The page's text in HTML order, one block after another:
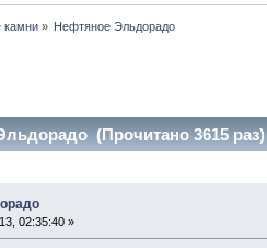
камни » Нефтяное Эльдорадо
(Прочитано 3615 раз)
02:35:40 »